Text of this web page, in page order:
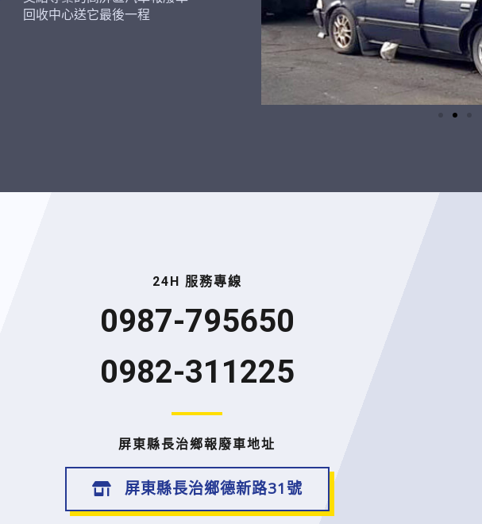
回收中心送它最後一程
24H 服務專線
0987-795650
0982-311225
屏東縣長治鄉報廢車地址
屏東縣長治鄉德新路31號